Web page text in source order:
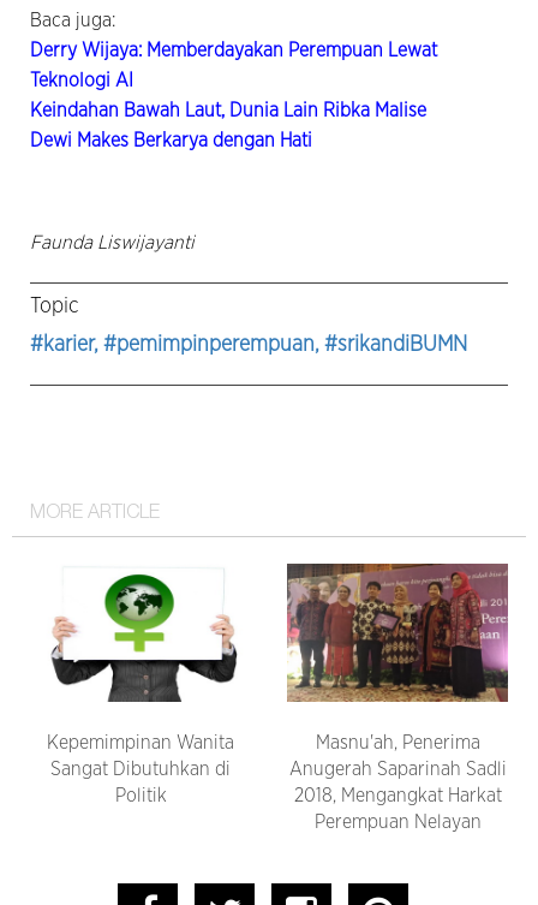
Baca juga:
Derry Wijaya: Memberdayakan Perempuan Lewat
Teknologi AI
Keindahan Bawah Laut, Dunia Lain Ribka Malise
Dewi Makes Berkarya dengan Hati
Faunda Liswijayanti
Topic
#karier, #pemimpinperempuan, #srikandiBUMN
MORE ARTICLE
Kepemimpinan Wanita
Sangat Dibutuhkan di
Politik
Masnu'ah, Penerima
Anugerah Saparinah Sadli
2018, Mengangkat Harkat
Perempuan Nelayan